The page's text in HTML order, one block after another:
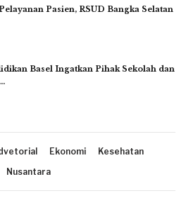
Pasien, RSUD Bangka Selatan
Basel Ingatkan Pihak Sekolah dan
Ekonomi
Kesehatan
Nusantara